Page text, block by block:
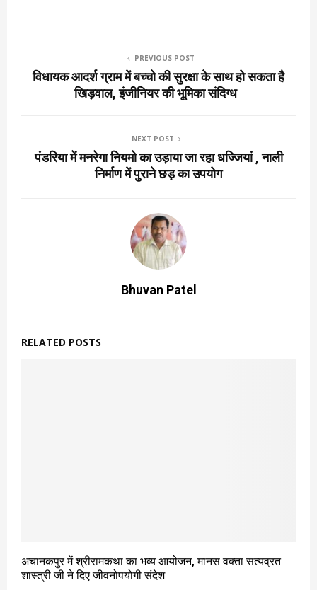
PREVIOUS POST
विधायक आदर्श ग्राम में बच्चो की सुरक्षा के साथ हो सकता है
खिड़वाल, इंजीनियर की भूमिका संदिग्ध
NEXT POST
पंडरिया में मनरेगा नियमो का उड़ाया जा रहा धज्जियां , नाली
निर्माण में पुराने छड़ का उपयोग
Bhuvan Patel
RELATED POSTS
अचानकपुर में श्रीरामकथा का भव्य आयोजन, मानस वक्ता सत्यव्रत
शास्त्री जी ने दिए जीवनोपयोगी संदेश